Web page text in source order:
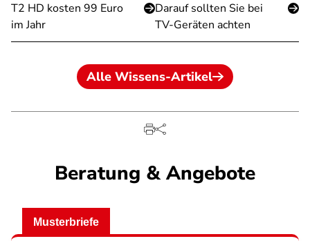
T2 HD kosten 99 Euro
im Jahr
Darauf sollten Sie bei
TV-Geräten achten
Alle Wissens-Artikel
Beratung & Angebote
Musterbriefe